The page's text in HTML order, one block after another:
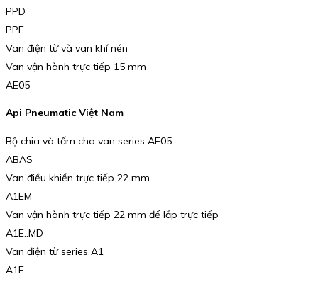
PPD
PPE
Van điện từ và van khí nén
Van vận hành trực tiếp 15 mm
AE05
Api Pneumatic Việt Nam
Bộ chia và tấm cho van series AE05
ABAS
Van điều khiển trực tiếp 22 mm
A1EM
Van vận hành trực tiếp 22 mm để lắp trực tiếp
A1E..MD
Van điện từ series A1
A1E